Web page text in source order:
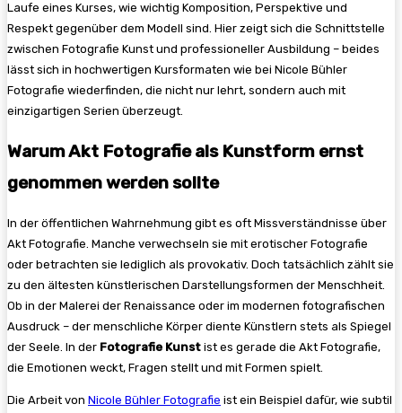
Laufe eines Kurses, wie wichtig Komposition, Perspektive und
Respekt gegenüber dem Modell sind. Hier zeigt sich die Schnittstelle
zwischen Fotografie Kunst und professioneller Ausbildung – beides
lässt sich in hochwertigen Kursformaten wie bei Nicole Bühler
Fotografie wiederfinden, die nicht nur lehrt, sondern auch mit
einzigartigen Serien überzeugt.
Warum Akt Fotografie als Kunstform ernst
genommen werden sollte
In der öffentlichen Wahrnehmung gibt es oft Missverständnisse über
Akt Fotografie. Manche verwechseln sie mit erotischer Fotografie
oder betrachten sie lediglich als provokativ. Doch tatsächlich zählt sie
zu den ältesten künstlerischen Darstellungsformen der Menschheit.
Ob in der Malerei der Renaissance oder im modernen fotografischen
Ausdruck – der menschliche Körper diente Künstlern stets als Spiegel
der Seele. In der Fotografie Kunst ist es gerade die Akt Fotografie,
die Emotionen weckt, Fragen stellt und mit Formen spielt.
Die Arbeit von Nicole Bühler Fotografie ist ein Beispiel dafür, wie subtil